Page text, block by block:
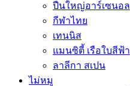
ปืนใหญ่อาร์เซนอล
กีฬาไทย
เทนนิส
แมนซิตี้ เรือใบสีฟ้า
ลาลีกา สเปน
ไม่หมู